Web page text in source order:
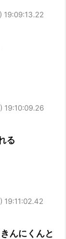
19:09:13.22
19:10:09.26
る
19:11:02.42
んにくんと